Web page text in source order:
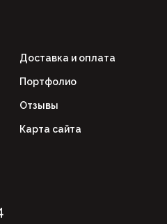
Доставка и оплата
Портфолио
Отзывы
Карта сайта